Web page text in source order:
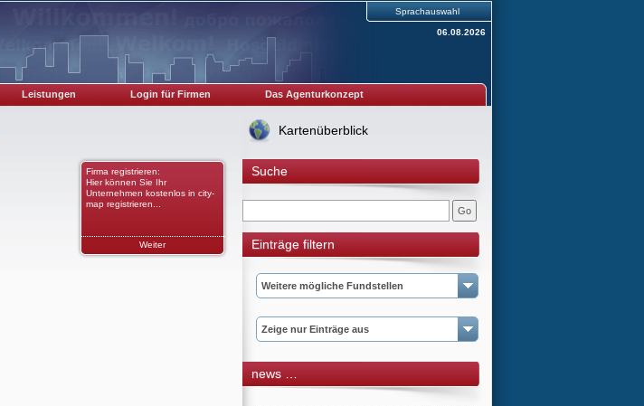
Sprachauswahl
06.08.2026
Leistungen Login für Firmen Das Agenturkonzept
Firma registrieren:
Hier können Sie Ihr
Unternehmen kostenlos in city-
map registrieren...
Weiter
Kartenüberblick
Suche
Einträge filtern
Weitere mögliche Fundstellen
Zeige nur Einträge aus
news …